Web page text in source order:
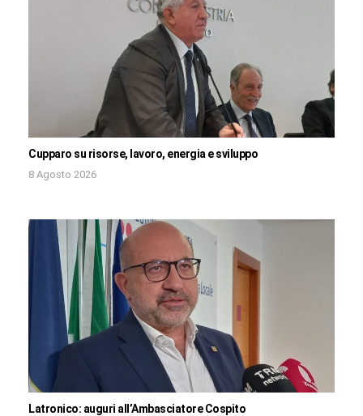
Cupparo su risorse, lavoro, energia e sviluppo
8 Agosto 2026
Latronico: auguri all’Ambasciatore Cospito